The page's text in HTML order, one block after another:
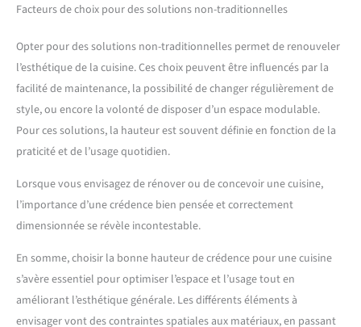
Facteurs de choix pour des solutions non-traditionnelles
Opter pour des solutions non-traditionnelles permet de renouveler
l’esthétique de la cuisine. Ces choix peuvent être influencés par la
facilité de maintenance, la possibilité de changer régulièrement de
style, ou encore la volonté de disposer d’un espace modulable.
Pour ces solutions, la hauteur est souvent définie en fonction de la
praticité et de l’usage quotidien.
Lorsque vous envisagez de rénover ou de concevoir une cuisine,
l’importance d’une crédence bien pensée et correctement
dimensionnée se révèle incontestable.
En somme, choisir la bonne hauteur de crédence pour une cuisine
s’avère essentiel pour optimiser l’espace et l’usage tout en
améliorant l’esthétique générale. Les différents éléments à
envisager vont des contraintes spatiales aux matériaux, en passant